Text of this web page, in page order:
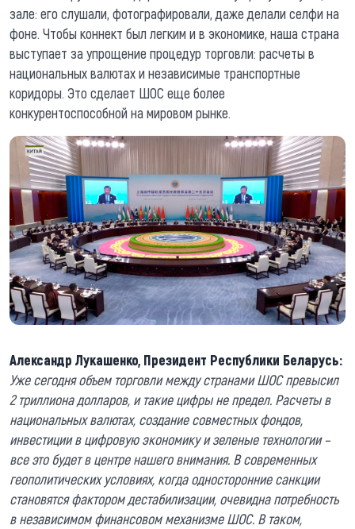
зале: его слушали, фотографировали, даже делали селфи на
фоне. Чтобы коннект был легким и в экономике, наша страна
выступает за упрощение процедур торговли: расчеты в
национальных валютах и независимые транспортные
коридоры. Это сделает ШОС еще более
конкурентоспособной на мировом рынке.
Александр Лукашенко, Президент Республики Беларусь:
Уже сегодня объем торговли между странами ШОС превысил
2 триллиона долларов, и такие цифры не предел. Расчеты в
национальных валютах, создание совместных фондов,
инвестиции в цифровую экономику и зеленые технологии –
все это будет в центре нашего внимания. В современных
геополитических условиях, когда односторонние санкции
становятся фактором дестабилизации, очевидна потребность
в независимом финансовом механизме ШОС. В таком,